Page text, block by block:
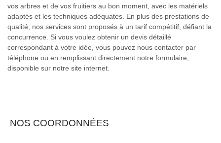
vos arbres et de vos fruitiers au bon moment, avec les matériels
adaptés et les techniques adéquates. En plus des prestations de
qualité, nos services sont proposés à un tarif compétitif, défiant la
concurrence. Si vous voulez obtenir un devis détaillé
correspondant à votre idée, vous pouvez nous contacter par
téléphone ou en remplissant directement notre formulaire,
disponible sur notre site internet.
NOS COORDONNÉES